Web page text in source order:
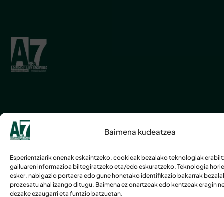
Baimena kudeatzea
Esperientziarik onenak eskaintzeko, cookieak bezalako teknologiak
gailuaren informazioa biltegiratzeko eta/edo eskuratzeko. Teknologia
esker, nabigazio portaera edo gune honetako identifikazio bakarrak
prozesatu ahal izango ditugu. Baimena ez onartzeak edo kentzeak eragin
dezake ezaugarri eta funtzio batzuetan.